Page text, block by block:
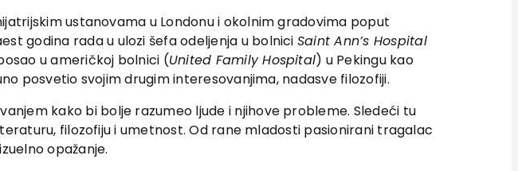
ustanovama u Londonu i okolnim gradovima poput
godina rada u ulozi šefa odeljenja u bolnici Saint Ann’s Hospital
u američkoj bolnici (United Family Hospital) u Pekingu kao
posvetio svojim drugim interesovanjima, nadasve filozofiji.
kako bi bolje razumeo ljude i njihove probleme. Sledeći tu
filozofiju i umetnost. Od rane mladosti pasionirani tragalac
opažanje.